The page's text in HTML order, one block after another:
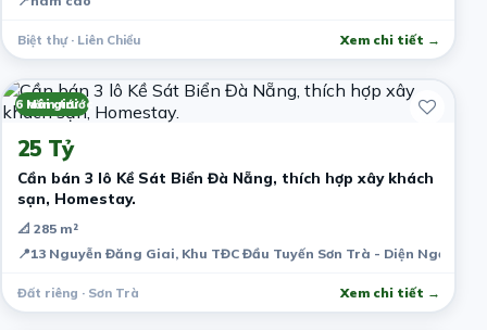
Biệt thự · Liên Chiểu Xem chi tiết →
Môi giới
6 năm trước
25 Tỷ
Cần bán 3 lô Kề Sát Biển Đà Nẵng, thích hợp xây khách
sạn, Homestay.
📐 285 m²
📍13 Nguyễn Đăng Giai, Khu TĐC Đầu Tuyến Sơn Trà - Diện Ngọc,
Đất riêng · Sơn Trà Xem chi tiết →